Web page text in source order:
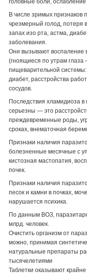
В числе зримых признаков
чрезмерный голод, потеря
запах изо рта, астма,
заболевания.
Они вызывают воспаление
(гноящиеся по утрам
пищеварительной
диабет, расстройства
сосудов.
Последствия хламидиоза в
серьезны — это
преждевременные роды,
сроках, внематочная
Признаки наличия
болезненные месячные с
кистозная мастопатия,
почек.
Признаки наличия
песок и камни в почках,
нарушается психика.
По данным ВОЗ,
млрд. человек.
Очистить организм от
можно, принимая
натуральные препараты
тысячелетиями
Таблетки оказывают